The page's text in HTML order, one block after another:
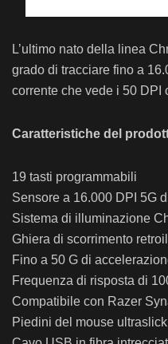
L’ultimo nato della linea
grado di tracciare fino a
corrente che vede i 50 DPI
Caratteristiche del
19 tasti programmabili
Sensore a 16.000 DPI 5G
Sistema di illuminazione
Ghiera di scorrimento
Fino a 50 G di
Frequenza di risposta di
Compatibile con Razer
Piedini del mouse ultraslick